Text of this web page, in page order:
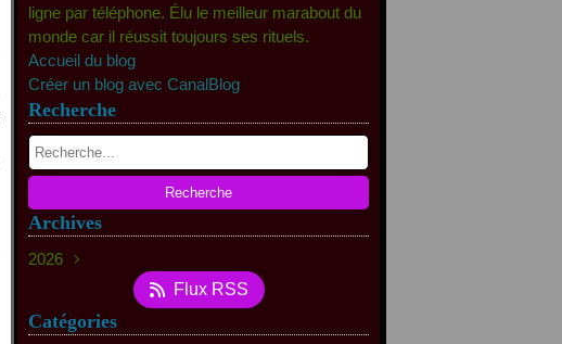
ligne par téléphone. Élu le meilleur marabout du
monde car il réussit toujours ses rituels.
Accueil du blog
Créer un blog avec CanalBlog
Recherche
Archives
2026
Flux RSS
Catégories